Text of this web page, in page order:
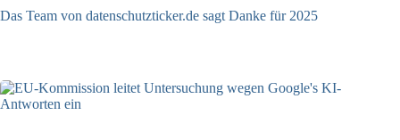
Das Team von datenschutzticker.de sagt Danke für 2025